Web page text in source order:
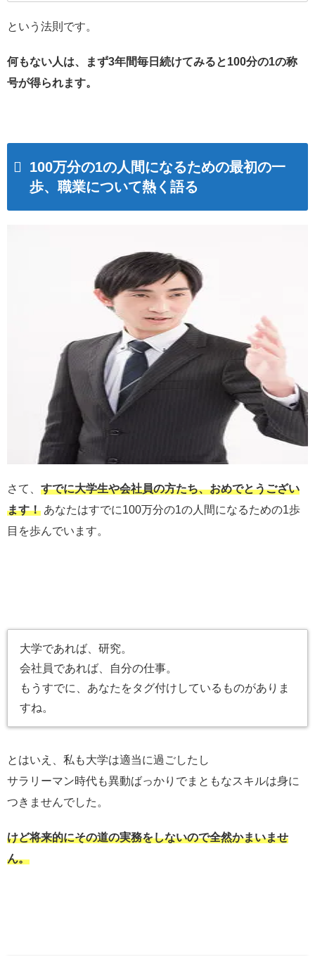
という法則です。
何もない人は、まず3年間毎日続けてみると100分の1の称
号が得られます。
100万分の1の人間になるための最初の一
歩、職業について熱く語る
さて、 すでに大学生や会社員の方たち、おめでとうござい
ます！ あなたはすでに100万分の1の人間になるための1歩
目を歩んでいます。
大学であれば、研究。
会社員であれば、自分の仕事。
もうすでに、あなたをタグ付けしているものがありま
すね。
とはいえ、私も大学は適当に過ごしたし
サラリーマン時代も異動ばっかりでまともなスキルは身に
つきませんでした。
けど将来的にその道の実務をしないので全然かまいませ
ん。